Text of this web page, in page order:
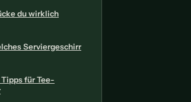
du wirklich
Serviergeschirr
für Tee-